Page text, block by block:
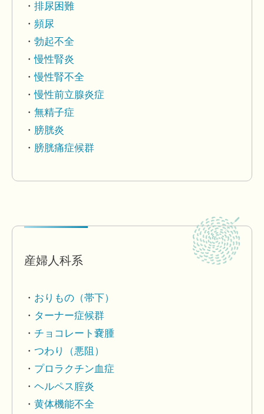
排尿困難
頻尿
勃起不全
慢性腎炎
慢性腎不全
慢性前立腺炎症
無精子症
膀胱炎
膀胱痛症候群
産婦人科系
おりもの（帯下）
ターナー症候群
チョコレート嚢腫
つわり（悪阻）
プロラクチン血症
ヘルペス腟炎
黄体機能不全